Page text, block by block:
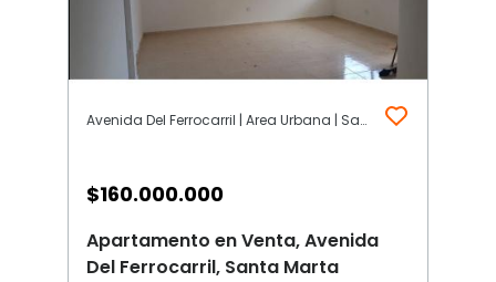
Avenida Del Ferrocarril | Area Urbana | Santa Marta
$160.000.000
Apartamento en Venta, Avenida
Del Ferrocarril, Santa Marta